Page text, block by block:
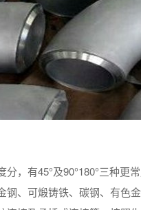
，有45°及90°180°三种更
、可煅铸铁、碳钢、有色